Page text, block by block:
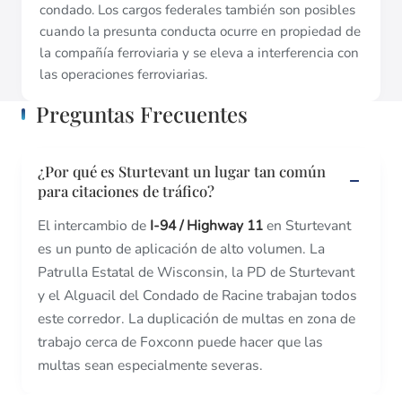
condado. Los cargos federales también son posibles
cuando la presunta conducta ocurre en propiedad de
la compañía ferroviaria y se eleva a interferencia con
las operaciones ferroviarias.
Preguntas Frecuentes
¿Por qué es Sturtevant un lugar tan común
para citaciones de tráfico?
El intercambio de I-94 / Highway 11en Sturtevant
es un punto de aplicación de alto volumen. La
Patrulla Estatal de Wisconsin, la PD de Sturtevant
y el Alguacil del Condado de Racine trabajan todos
este corredor. La duplicación de multas en zona de
trabajo cerca de Foxconn puede hacer que las
multas sean especialmente severas.